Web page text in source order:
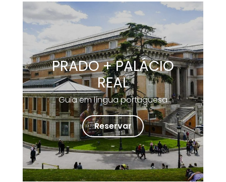
PRADO + PALÁCIO
REAL
Guia em língua portuguesa
Reservar